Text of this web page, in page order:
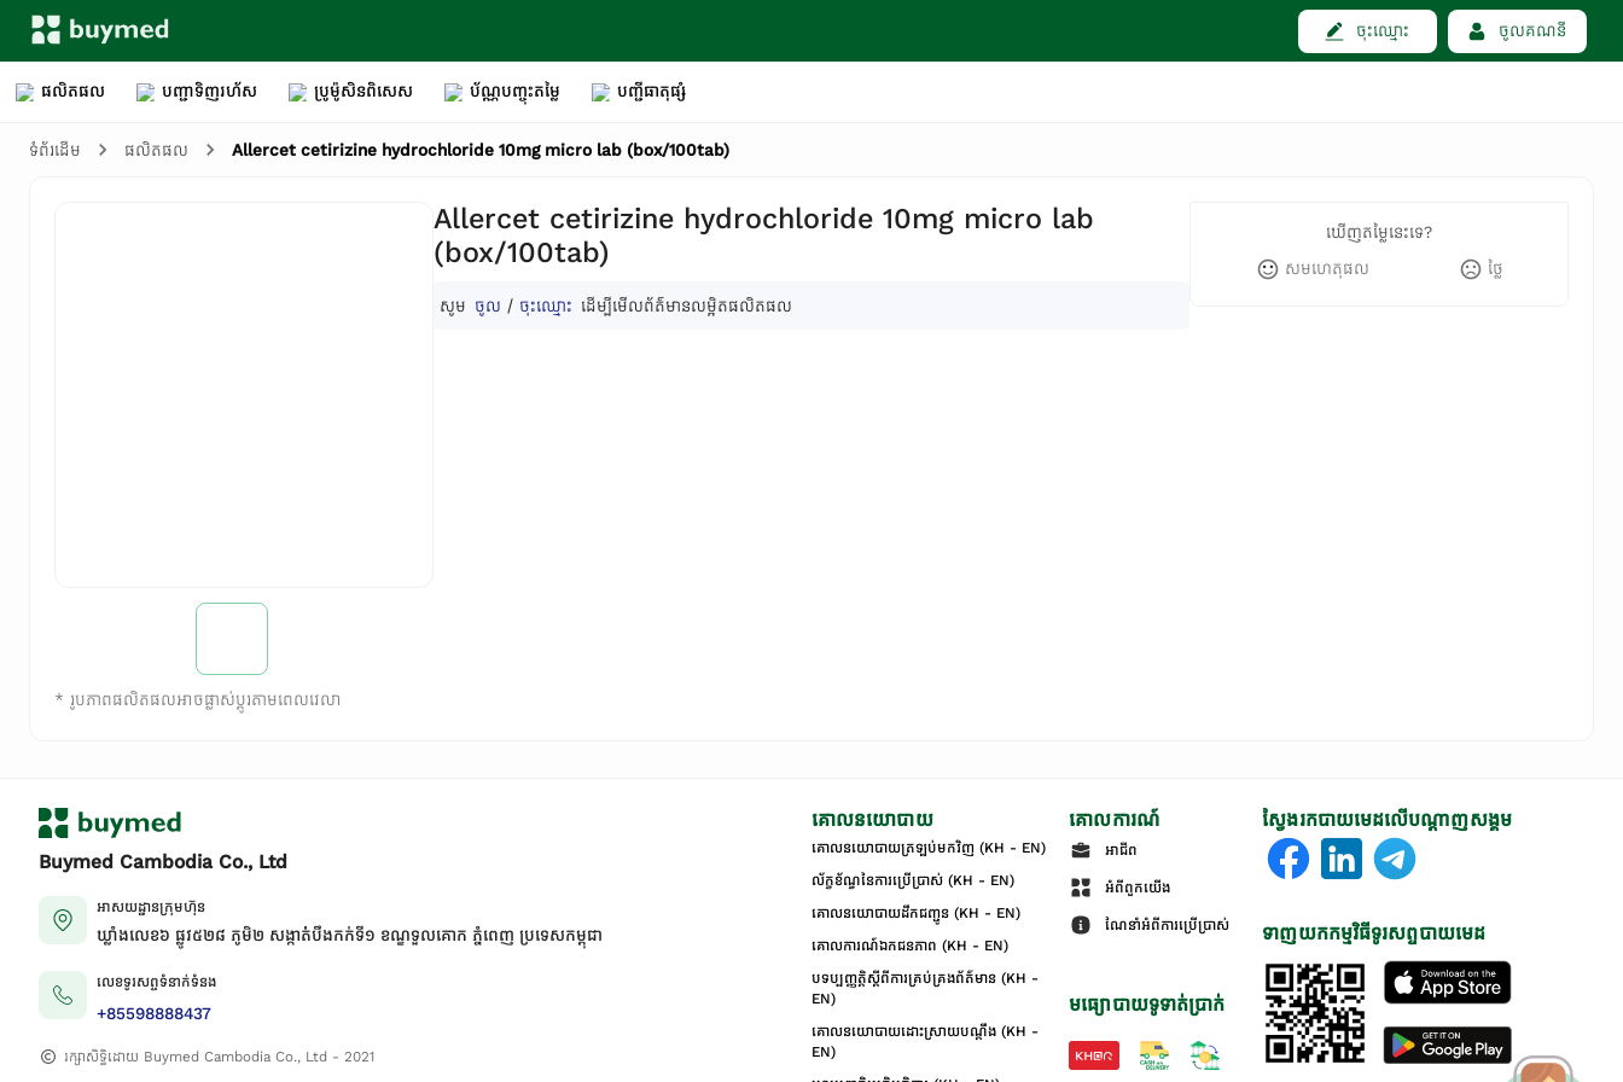
ចុះឈ្មោះ ចូលគណនី
ផលិតផល បញ្ជាទិញរហ័ស ប្រូម៉ូសិនពិសេស ប័ណ្ណបញ្ចុះតម្លៃ បញ្ជីធាតុផ្សំ
ទំព័រដើម ផលិតផល Allercet cetirizine hydrochloride 10mg micro lab (box/100tab)
* រូបភាពផលិតផលអាចផ្លាស់ប្តូរតាមពេលវេលា
Allercet cetirizine hydrochloride 10mg micro lab
(box/100tab)
សូម ចូល / ចុះឈ្មោះ ដើម្បីមើលព័ត៌មានលម្អិតផលិតផល
ឃើញតម្លៃនេះទេ?
សមហេតុផល
ថ្លៃ
Buymed Cambodia Co., Ltd
អាសយដ្ឋានក្រុមហ៊ុន
ឃ្លាំងលេខ៦ ផ្លូវ៥២៨ ភូមិ២ សង្កាត់់បឹងកក់ទី១ ខណ្ឌទួលគោក ភ្នំពេញ ប្រទេសកម្ពុជា
លេខទូរសព្ទទំនាក់ទំនង
+85598888437
រក្សាសិទ្ធិដោយ Buymed Cambodia Co., Ltd - 2021
គោលនយោបាយ
គោលនយោបាយត្រឡប់មកវិញ (KH - EN)
ល័ក្ខខ័ណ្ឌនៃការប្រើប្រាស់ (KH - EN)
គោលនយោបាយដឹកជញ្ជូន (KH - EN)
គោលការណ៍ឯកជនភាព (KH - EN)
បទប្បញ្ញត្តិស្តីពីការគ្រប់គ្រងព័ត៌មាន (KH -
EN)
គោលនយោបាយដោះស្រាយបណ្ដឹង (KH -
EN)
គោលការណ៍
អាជីព
អំពីពួកយើង
ណែនាំអំពីការប្រើប្រាស់
មធ្យោបាយទូទាត់ប្រាក់
ស្វែងរកបាយមេដលើបណ្តាញសង្គម
ទាញយកកម្មវិធីទូរសព្ទបាយមេដ